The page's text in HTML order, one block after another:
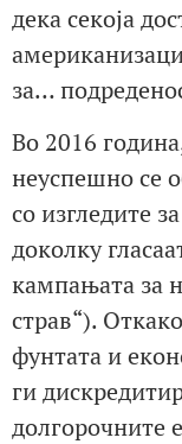
дека секоја
за…
Во 2016
неуспешно се
со изгледите
доколку
кампањата за
страв“).
фунтата и
ги
долгорочните